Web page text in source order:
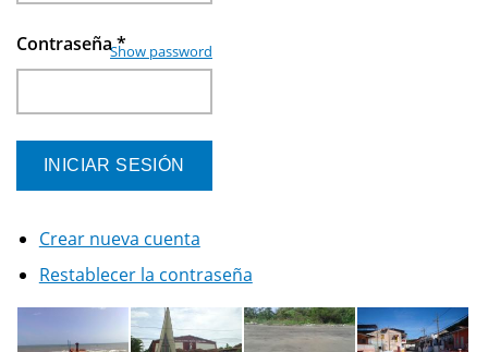
Contraseña*
Show password
Crear nueva cuenta
Restablecer la contraseña